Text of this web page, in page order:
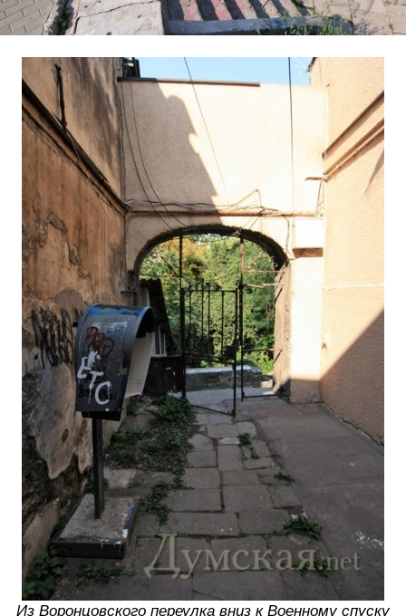
Из Воронцовского переулка вниз к Военному спуску